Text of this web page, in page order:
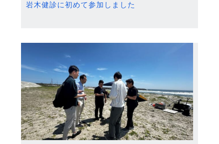
岩木健診に初めて参加しました